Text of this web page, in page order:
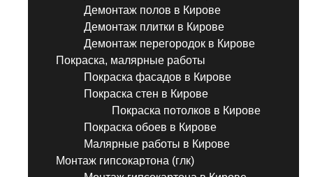
Демонтаж полов в Кирове
Демонтаж плитки в Кирове
Демонтаж перегородок в Кирове
Покраска, малярные работы
Покраска фасадов в Кирове
Покраска стен в Кирове
Покраска потолков в Кирове
Покраска обоев в Кирове
Малярные работы в Кирове
Монтаж гипсокартона (глк)